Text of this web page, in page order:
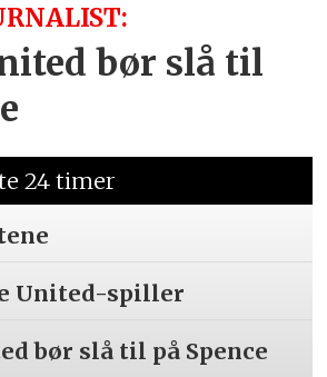
bør slå til
24 timer
United-spiller
bør slå til på Spence